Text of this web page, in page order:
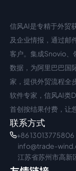
中文入口
信风AI是专精于外贸
及企业情报，通过邮
客户。集成Snovio
数据，为阿里巴巴国
家，提供外贸流程全
软件专家，信风AI类
首创按结果付费，让
联系方式
+86 13013775806
info@trade-
江苏省苏州市高新